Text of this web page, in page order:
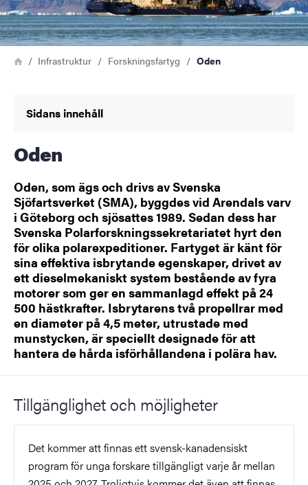
Länkstig
HemInfrastruktur Forskningsfartyg Oden
Sidans innehåll
Oden
Oden, som ägs och drivs av Svenska
Sjöfartsverket (SMA), byggdes vid Arendals varv
i Göteborg och sjösattes 1989. Sedan dess har
Svenska Polarforskningssekretariatet hyrt den
för olika polarexpeditioner. Fartyget är känt för
sina effektiva isbrytande egenskaper, drivet av
ett dieselmekaniskt system bestående av fyra
motorer som ger en sammanlagd effekt på 24
500 hästkrafter. Isbrytarens två propellrar med
en diameter på 4,5 meter, utrustade med
munstycken, är speciellt designade för att
hantera de hårda isförhållandena i polära hav.
Tillgänglighet och möjligheter
Det kommer att finnas ett svensk-kanadensiskt
program för unga forskare tillgängligt varje år mellan